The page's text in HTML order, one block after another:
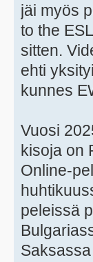
jäi myös
to the
sitten.
ehti
kunnes
Vuosi
kisoja on
Online-
peleissä
Saksassa